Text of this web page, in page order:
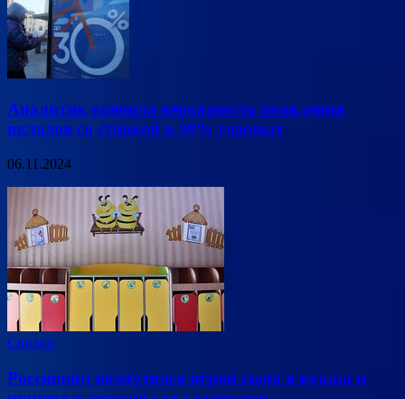
Аналитик оценила вероятность появления
вкладов со ставкой в 30% годовых
06.11.2024
Сводки
Россиянин возмутился игрой сына в куклы и